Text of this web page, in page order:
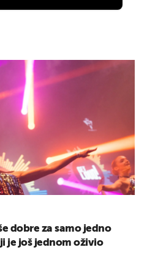
dobre za samo jedno
je još jednom oživio